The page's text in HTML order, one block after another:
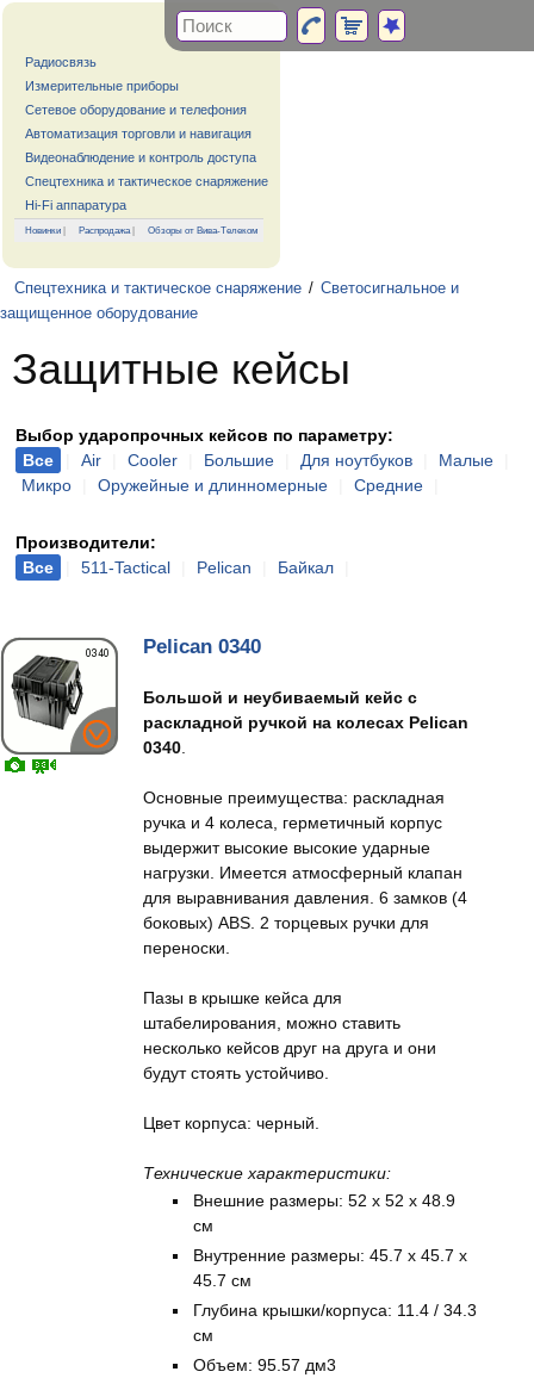
Радиосвязь
Измерительные приборы
Сетевое оборудование и телефония
Автоматизация торговли и навигация
Видеонаблюдение и контроль доступа
Спецтехника и тактическое снаряжение
Hi-Fi аппаратура
Новинки | Распродажа| Обзоры от Вива-Телеком
Спецтехника и тактическое снаряжение / Светосигнальное и
защищенное оборудование
Защитные кейсы
Выбор ударопрочных кейсов по параметру:
Все
Air Cooler Большие Для ноутбуков Малые
Микро
Оружейные и длинномерные Средние
Производители:
Все
511-Tactical Pelican Байкал
Pelican 0340
Большой и неубиваемый кейс с
раскладной ручкой на колесах Pelican
0340
Основные преимущества: раскладная
ручка и 4 колеса, герметичный корпус
выдержит высокие высокие ударные
нагрузки. Имеется атмосферный клапан
для выравнивания давления. 6 замков (4
боковых) ABS. 2 торцевых ручки для
переноски.
Пазы в крышке кейса для
штабелирования, можно ставить
несколько кейсов друг на друга и они
будут стоять устойчиво.
Цвет корпуса: черный.
Технические характеристики:
Внешние размеры: 52 x 52 x 48.9
см
Внутренние размеры: 45.7 x 45.7 x
45.7 см
Глубина крышки/корпуса: 11.4 / 34.3
см
Объем: 95.57 дм3